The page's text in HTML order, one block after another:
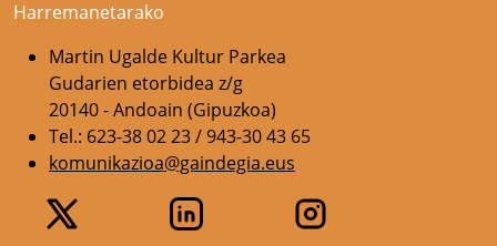
Harremanetarako
Martin Ugalde Kultur Parkea
Gudarien etorbidea z/g
20140 - Andoain (Gipuzkoa)
Tel.: 623-38 02 23 / 943-30 43 65
komunikazioa@gaindegia.eus